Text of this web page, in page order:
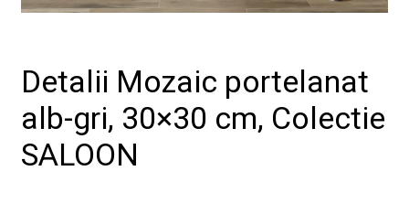
Blog
Despre
Contact
Devino
partener
Detalii Mozaic portelanat
alb-gri, 30×30 cm, Colectie
SALOON